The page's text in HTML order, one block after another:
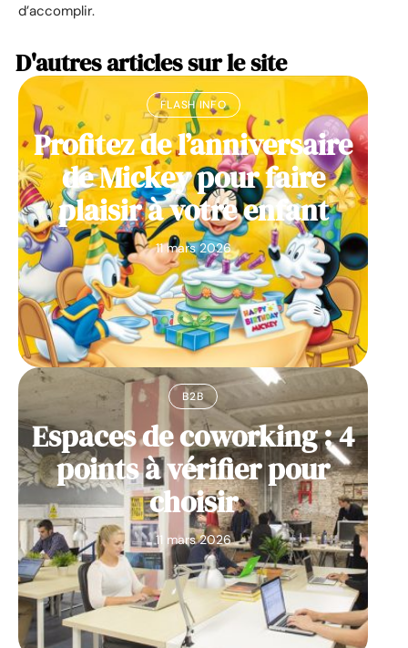
d’accomplir.
D'autres articles sur le site
FLASH INFO
Profitez de l’anniversaire
de Mickey pour faire
plaisir à votre enfant
11 mars 2026
B2B
Espaces de coworking : 4
points à vérifier pour
choisir
11 mars 2026